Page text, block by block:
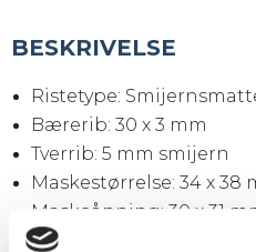
BESKRIVELSE
Ristetype:
Bærerib: 30 x 3 mm
Tverrib: 5 mm smijern
Maskestørrelse: 34 x 38
Maskeåpning: 30 x 31
Kantjern: 30 x 3 mm